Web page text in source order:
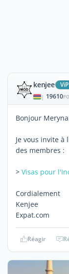
kenjee ViP
| 19610
Bonjour
Je vous invite
des membres :
> Visas pour
Cordialement
Kenjee
Expat.com
Réagir